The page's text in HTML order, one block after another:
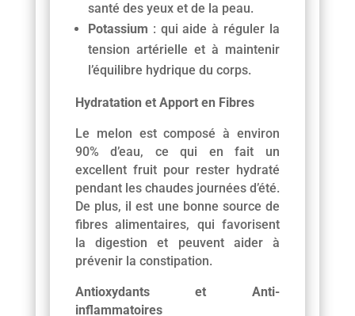
santé des yeux et de la peau.
Potassium : qui aide à réguler la
tension artérielle et à maintenir
l’équilibre hydrique du corps.
Hydratation et Apport en Fibres
Le melon est composé à environ
90% d’eau, ce qui en fait un
excellent fruit pour rester hydraté
pendant les chaudes journées d’été.
De plus, il est une bonne source de
fibres alimentaires, qui favorisent
la digestion et peuvent aider à
prévenir la constipation.
Antioxydants et Anti-
inflammatoires